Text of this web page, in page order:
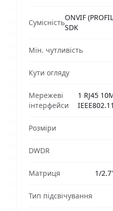
Сумісність
ONVIF
SDK
Мін. чутливість
Кути огляду
Мережеві
інтерфейси
1 RJ45
Розміри
DWDR
Матриця 1/
Тип підсвічування